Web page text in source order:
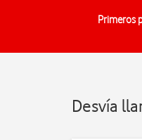
Primeros
Desvía